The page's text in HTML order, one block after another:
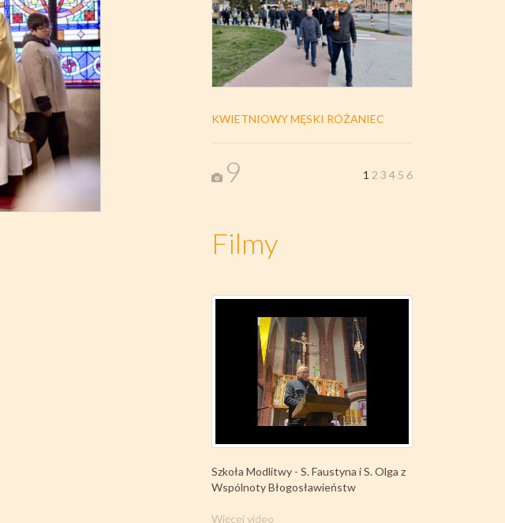
KWIETNIOWY MĘSKI RÓŻANIEC
9 1 2 3 4 5 6
Filmy
Szkoła Modlitwy - S. Faustyna i S. Olga z
Wspólnoty Błogosławieństw
Więcej video